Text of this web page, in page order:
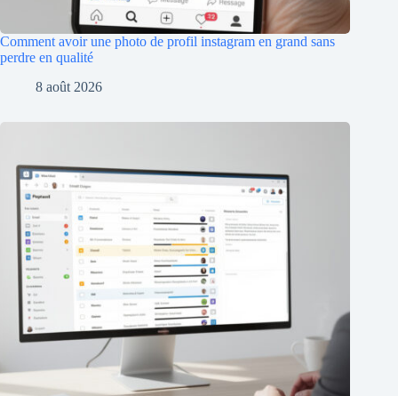
Comment avoir une photo de profil instagram en grand sans
perdre en qualité
8 août 2026